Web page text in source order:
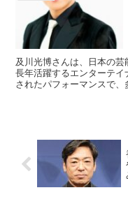
及川光博さんは、日本の
長年活躍するエンターテ
されたパフォーマンスで、